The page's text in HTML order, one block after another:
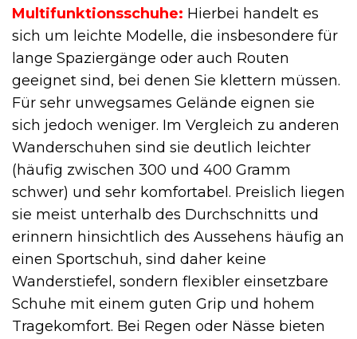
Multifunktionsschuhe: Hierbei handelt es
sich um leichte Modelle, die insbesondere für
lange Spaziergänge oder auch Routen
geeignet sind, bei denen Sie klettern müssen.
Für sehr unwegsames Gelände eignen sie
sich jedoch weniger. Im Vergleich zu anderen
Wanderschuhen sind sie deutlich leichter
(häufig zwischen 300 und 400 Gramm
schwer) und sehr komfortabel. Preislich liegen
sie meist unterhalb des Durchschnitts und
erinnern hinsichtlich des Aussehens häufig an
einen Sportschuh, sind daher keine
Wanderstiefel, sondern flexibler einsetzbare
Schuhe mit einem guten Grip und hohem
Tragekomfort. Bei Regen oder Nässe bieten